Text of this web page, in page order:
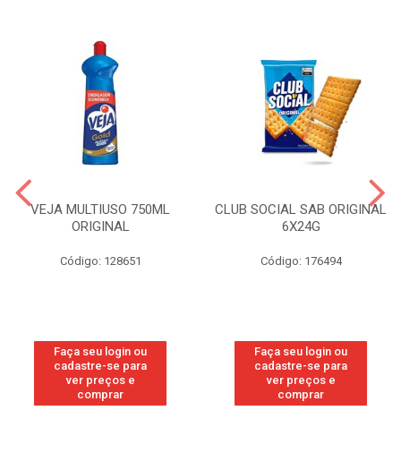
VEJA MULTIUSO 750ML
ORIGINAL
Código: 128651
Faça seu login ou
cadastre-se para
ver preços e
comprar
CLUB SOCIAL SAB ORIGINAL
6X24G
Código: 176494
Faça seu login ou
cadastre-se para
ver preços e
comprar